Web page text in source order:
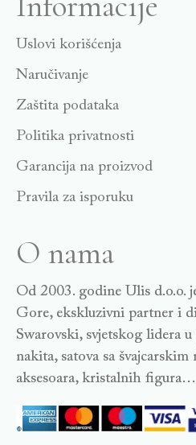
Uslovi korišćenja
Naručivanje
Zaštita podataka
Politika privatnosti
Garancija na proizvod
Pravila za isporuku
O nama
Od 2003. godine Ulis d.o.o.
Gore, ekskluzivni partner i
Swarovski, svjetskog lidera
nakita, satova sa
aksesoara, kristalnih figura…